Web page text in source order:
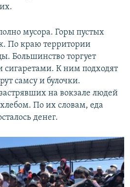
мусора. Горы пустых
По краю территории
Большинство торгует
К ним подходят
самсу и булочки.
на вокзале людей
По их словам, еда
денег.